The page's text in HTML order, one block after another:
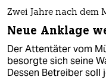
Zwei Jahre nach dem
Neue Anklage
Der Attentäter vom
besorgte sich seine
Dessen Betreiber soll